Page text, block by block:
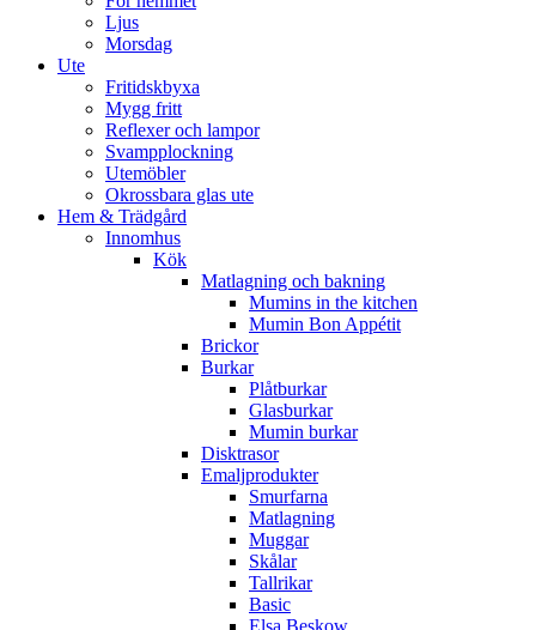
Ljus
Morsdag
Ute
Fritidskbyxa
Mygg fritt
Reflexer och lampor
Svampplockning
Utemöbler
Okrossbara glas ute
Hem & Trädgård
Innomhus
Kök
Matlagning och bakning
Mumins in the kitchen
Mumin Bon Appétit
Brickor
Burkar
Plåtburkar
Glasburkar
Mumin burkar
Disktrasor
Emaljprodukter
Smurfarna
Matlagning
Muggar
Skålar
Tallrikar
Basic
Elsa Beskow